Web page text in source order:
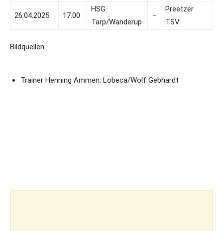
26.04.2025 17.00
HSG
Tarp/Wanderup
–
Preetzer
TSV
Bildquellen
Trainer Henning Ammen: Lobeca/Wolf Gebhardt